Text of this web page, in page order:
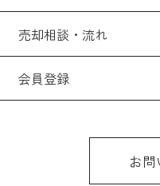
売却相談・流れ
会員登録
お